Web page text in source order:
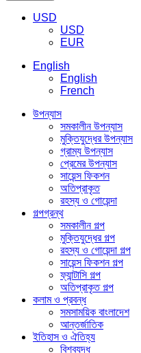
USD
USD
EUR
English
English
French
উপন্যাস
সমকালীন উপন্যাস
মুক্তিযুদ্ধের উপন্যাস
গ্রাম্য উপন্যাস
প্রেমের উপন্যাস
সায়েন্স ফিকশন
অতিপ্রাকৃত
রহস্য ও গোয়েন্দা
গল্পগ্রন্থ
সমকালীন গল্প
মুক্তিযুদ্ধের গল্প
রহস্য ও গোয়েন্দা গল্প
সায়েন্স ফিকশন গল্প
ফ্যান্টাসি গল্প
অতিপ্রাকৃত গল্প
কলাম ও প্রবন্ধ
সমসাময়িক বাংলাদেশ
আন্তর্জাতিক
ইতিহাস ও ঐতিহ্য
বিশ্বযুদ্ধ